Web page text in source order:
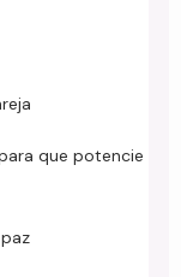
que potencie